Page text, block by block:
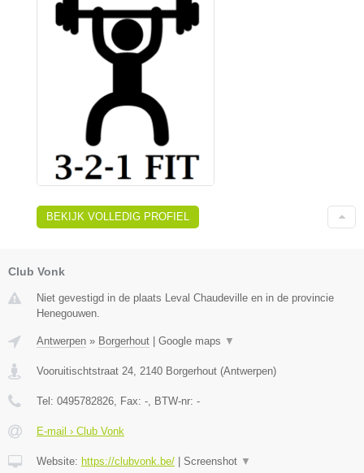
BEKIJK VOLLEDIG PROFIEL
Club Vonk
Niet gevestigd in de plaats Leval Chaudeville en in de provincie
Henegouwen.
Antwerpen » Borgerhout | Google maps ▼
Vooruitischtstraat 24 2140 Borgerhout (Antwerpen)
Tel: 0495782826 , Fax: - , BTW-nr: -
E-mail › Club Vonk
Website: https://clubvonk.be/ | Screenshot ▼